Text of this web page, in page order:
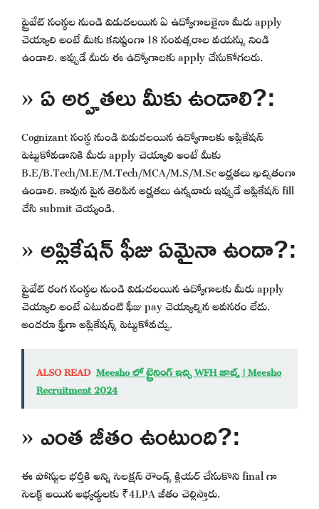
ప్రైవేట్ సంస్థల నుండి విడుదలయిన ఏ ఉద్యోగాలకైనా మీరు apply
చెయ్యాలి అంటే మీకు కనిష్టంగా 18 సంవత్సరాల వయస్సు నిండి
ఉండాలి. అప్పుడే మీరు ఈ ఉద్యోగాలకు apply చేసుకోగలరు.
» ఏ అర్హతలు మీకు ఉండాలి?:
Cognizant సంస్థ నుండి విడుదలయిన ఉద్యోగాలకు అప్లికేషన్
పెట్టుకోవడానికి మీరు apply చెయ్యాలి అంటే మీకు
B.E/B.Tech/M.E/M.Tech/MCA/M.S/M.Sc అర్హతలు ఖచ్చితంగా
ఉండాలి. కావున పైన తెలిపిన అర్హతలు ఉన్నవారు ఇప్పుడే అప్లికేషన్ fill
చేసి submit చెయ్యండి.
» అప్లికేషన్ ఫీజు ఏమైనా ఉందా?:
ప్రైవేట్ రంగ సంస్థల నుండి విడుదలయిన ఉద్యోగాలకు మీరు apply
చెయ్యాలి అంటే ఎటువంటి ఫీజు pay చెయ్యాల్సిన అవసరం లేదు.
అందరూ ఫ్రీగా అప్లికేషన్స్ పెట్టుకోవచ్చు.
ALSO READ Meesho లో ట్రైనింగ్ ఇచ్చి WFH జాబ్స్ | Meesho
Recruitment 2024
» ఎంత జీతం ఉంటుంది?:
ఈ పోస్టుల భర్తీకి అన్ని సెలక్షన్ రౌండ్స్ క్లియర్ చేసుకొని final గా
సెలక్ట్ అయిన అభ్యర్థులకు ₹4LPA జీతం చెల్లిస్తారు.